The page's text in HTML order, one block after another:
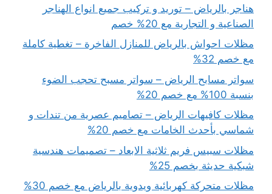
هناجر بالرياض – توريد و تركيب جميع انواع الهناجر
الصناعية و التجارية مع 20% خصم
مظلات احواش بالرياض للمنازل الفاخرة – تغطية كاملة
مع خصم 32%
سواتر مسابح الرياض – سواتر مسبح تحجب الضوء
بنسبة 100% مع خصم 20%
مظلات كافيهات الرياض – تصاميم عصرية من تندات و
شماسي بأحدث الخامات مع خصم 20%
مظلات سبيس فريم ثلاثية الابعاد – تصميمات هندسية
شبكية حديثة بخصم 25%
مظلات متحركة كهربائية ويدوية بالرياض مع خصم 30%